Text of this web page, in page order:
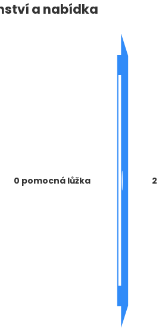
a nabídka
0 pomocná lůžka